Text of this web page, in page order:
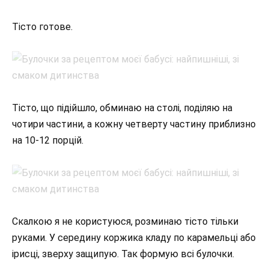
Тісто готове.
Тісто, що підійшло, обминаю на столі, поділяю на
чотири частини, а кожну четверту частину приблизно
на 10-12 порцій.
Скалкою я не користуюся, розминаю тісто тільки
руками. У середину коржика кладу по карамельці або
ірисці, зверху защипую. Так формую всі булочки.